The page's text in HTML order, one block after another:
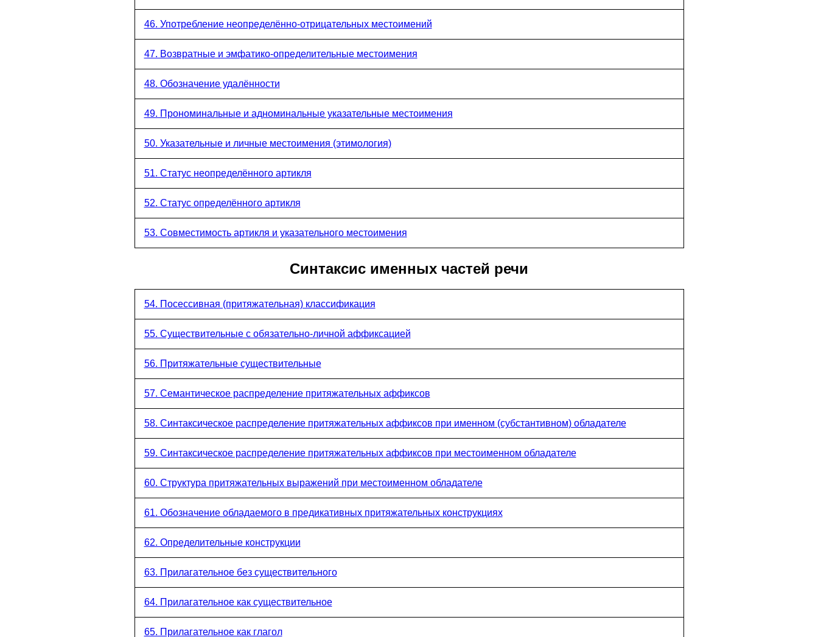
46. Употребление неопределённо-отрицательных местоимений
47. Возвратные и эмфатико-определительные местоимения
48. Обозначение удалённости
49. Прономинальные и адноминальные указательные местоимения
50. Указательные и личные местоимения (этимология)
51. Статус неопределённого артикля
52. Статус определённого артикля
53. Совместимость артикля и указательного местоимения
Синтаксис именных частей речи
54. Посессивная (притяжательная) классификация
55. Существительные с обязательно-личной аффиксацией
56. Притяжательные существительные
57. Семантическое распределение притяжательных аффиксов
58. Синтаксическое распределение притяжательных аффиксов при именном (субстантивном) обладателе
59. Синтаксическое распределение притяжательных аффиксов при местоименном обладателе
60. Структура притяжательных выражений при местоименном обладателе
61. Обозначение обладаемого в предикативных притяжательных конструкциях
62. Определительные конструкции
63. Прилагательное без существительного
64. Прилагательное как существительное
65. Прилагательное как глагол